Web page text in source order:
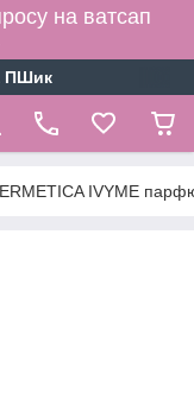
на ватсап
ПШик
IVYME